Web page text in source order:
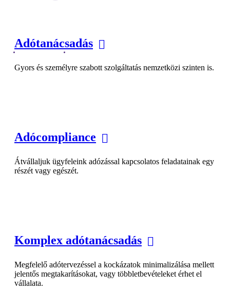
Adótanácsadás
Gyors és személyre szabott szolgáltatás nemzetközi szinten is.
Adócompliance
Átvállaljuk ügyfeleink adózással kapcsolatos feladatainak egy
részét vagy egészét.
Komplex adótanácsadás
Megfelelő adótervezéssel a kockázatok minimalizálása mellett
jelentős megtakarításokat, vagy többletbevételeket érhet el
vállalata.